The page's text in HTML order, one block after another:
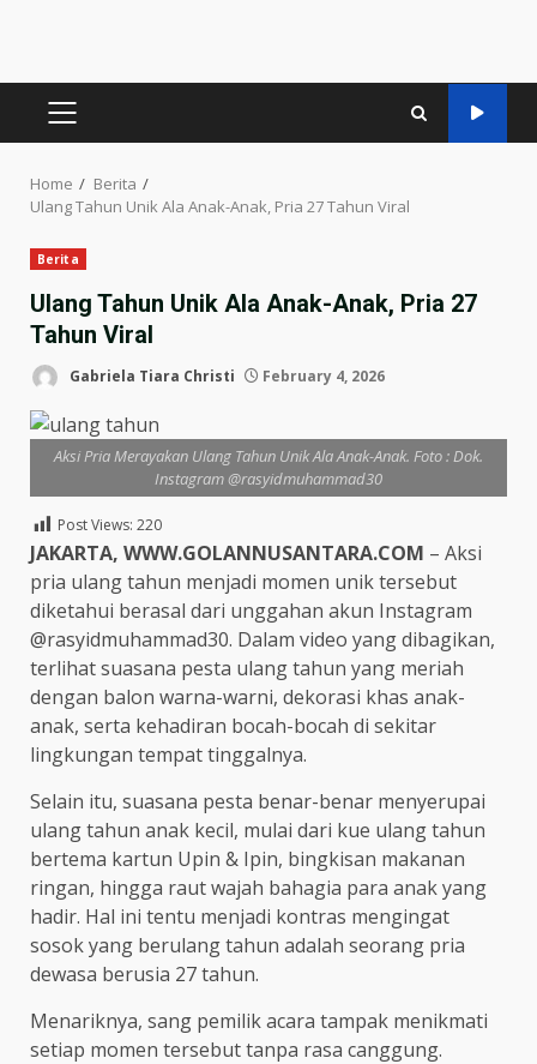
PRIMARY
Home
Berita
Ulang Tahun Unik Ala Anak-Anak, Pria 27 Tahun Viral
Berita
Ulang Tahun Unik Ala Anak-Anak, Pria 27
Tahun Viral
Gabriela Tiara Christi February 4, 2026
Aksi Pria Merayakan Ulang Tahun Unik Ala Anak-Anak. Foto : Dok.
Instagram @rasyidmuhammad30
Post Views: 220
JAKARTA, WWW.GOLANNUSANTARA.COM – Aksi
pria ulang tahun menjadi momen unik tersebut
diketahui berasal dari unggahan akun Instagram
@rasyidmuhammad30. Dalam video yang dibagikan,
terlihat suasana pesta ulang tahun yang meriah
dengan balon warna-warni, dekorasi khas anak-
anak, serta kehadiran bocah-bocah di sekitar
lingkungan tempat tinggalnya.
Selain itu, suasana pesta benar-benar menyerupai
ulang tahun anak kecil, mulai dari kue ulang tahun
bertema kartun Upin & Ipin, bingkisan makanan
ringan, hingga raut wajah bahagia para anak yang
hadir. Hal ini tentu menjadi kontras mengingat
sosok yang berulang tahun adalah seorang pria
dewasa berusia 27 tahun.
Menariknya, sang pemilik acara tampak menikmati
setiap momen tersebut tanpa rasa canggung.